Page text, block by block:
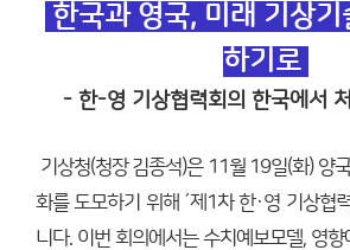
한국과 영국, 미래 기상
하기로
- 한-영 기상협력회의 한국에서
기상청(청장 김종석)은 11월 19일(화) 양
화를 도모하기 위해 ´제1차 한·영 기상협
니다. 이번 회의에서는 수치예보모델, 영